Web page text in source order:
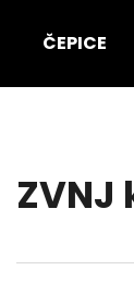
ČEPICE
HLEDAT